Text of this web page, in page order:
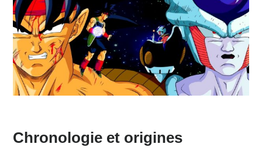
Chronologie et origines